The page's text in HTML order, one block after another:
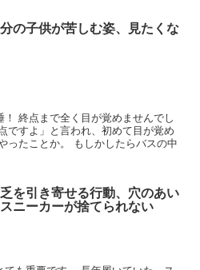
の子供が苦しむ姿、見たくな
終点まで全く目が覚めませんでし
ですよ」と言われ、初めて目が覚め
ったことか。 もしかしたらバスの中
を引き寄せる行動、穴のあい
ニーカーが捨てられない